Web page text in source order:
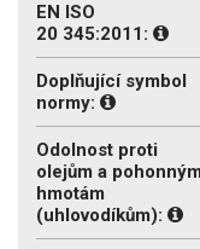
EN ISO
20 345:2011:
Doplňující symbol
normy:
Odolnost proti
olejům a pohonným
hmotám
(uhlovodíkům):